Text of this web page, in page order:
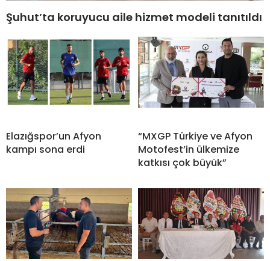
Şuhut’ta koruyucu aile hizmet modeli tanıtıldı
Elazığspor’un Afyon
kampı sona erdi
“MXGP Türkiye ve Afyon
Motofest’in ülkemize
katkısı çok büyük”